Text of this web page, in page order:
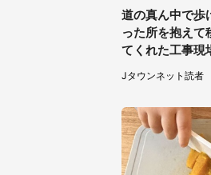
道の真ん中で歩
った所を抱えて
てくれた工事現
ッフ。その後、
を送ると（大阪
Jタウンネット読者